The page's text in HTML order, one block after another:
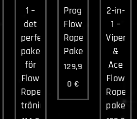
1 –
det
perfekta
paketet
för
Flow
Rope-
träning
Progressivt
Flow
Rope
Paket
129,9
0 €
2-in-
1 –
Viper
&
Ace
Flow
Rope-
paket